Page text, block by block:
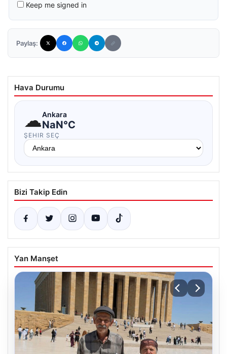
Keep me signed in
Paylaş:
Hava Durumu
☁Ankara
NaN°C
ŞEHIR SEÇ
Bizi Takip Edin
Yan Manşet